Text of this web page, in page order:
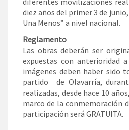
diez años del primer 3 de
Una Menos” a nivel nacional.
Reglamento
Las obras deberán ser
expuestas con anterioridad
imágenes deben haber sido
partido de Olavarría,
realizadas, desde hace 10
marco de la conmemoración
participación será GRATUITA.